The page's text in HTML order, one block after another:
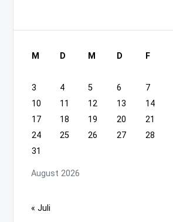
August 2026
M D M D F
3
4 5 6 7
10
11 12 13 14
17
18 19 20 21
24
25 26 27 28
31
« Juli